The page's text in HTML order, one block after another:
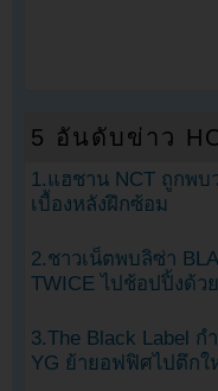
5 อันดับข่าว
1.แฮชาน NCT ถูกพ
เบื้องหลังฝึกซ้อม
2.ชาวเน็ตพบลิซ่า
TWICE ไปช้อปปิ้งด้ว
3.The Black Label ก
YG ย้ายอฟฟิศไปตึกใ